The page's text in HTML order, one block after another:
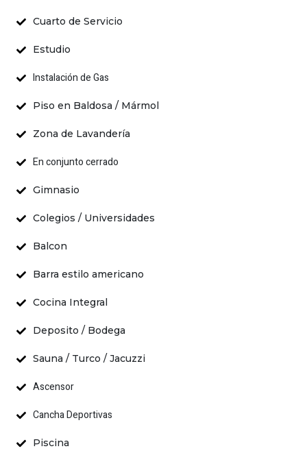
Cuarto de Servicio
Estudio
Instalación de Gas
Piso en Baldosa / Mármol
Zona de Lavandería
En conjunto cerrado
Gimnasio
Colegios / Universidades
Balcon
Barra estilo americano
Cocina Integral
Deposito / Bodega
Sauna / Turco / Jacuzzi
Ascensor
Cancha Deportivas
Piscina